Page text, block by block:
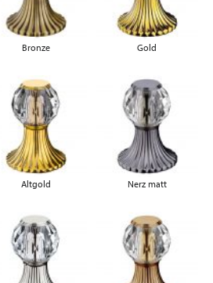
Bronze Gold
Altgold Nerz matt